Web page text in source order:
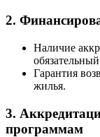
2.
Наличие
Гарантия
жилья.
3.
программам